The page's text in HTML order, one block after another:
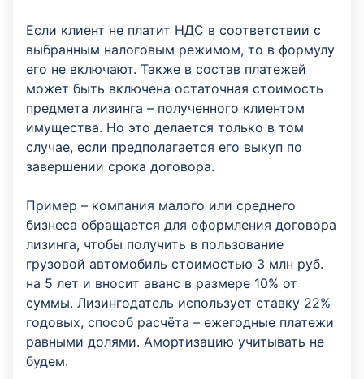
Если клиент не платит НДС в соответствии с
выбранным налоговым режимом, то в формулу
его не включают. Также в состав платежей
может быть включена остаточная стоимость
предмета лизинга – полученного клиентом
имущества. Но это делается только в том
случае, если предполагается его выкуп по
завершении срока договора.
Пример – компания малого или среднего
бизнеса обращается для оформления договора
лизинга, чтобы получить в пользование
грузовой автомобиль стоимостью 3 млн руб.
на 5 лет и вносит аванс в размере 10% от
суммы. Лизингодатель использует ставку 22%
годовых, способ расчёта – ежегодные платежи
равными долями. Амортизацию учитывать не
будем.